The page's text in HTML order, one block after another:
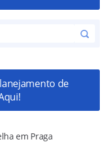
de
em Praga